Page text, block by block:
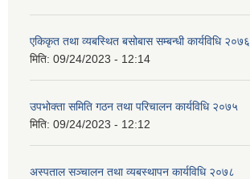
एकिकृत तथा व्यबस्थित बसोबास सम्बन्धी कार्यविधि २०७६
मिति: 09/24/2023 - 12:14
उपभोक्ता समिति गठन तथा परिचालन कार्यविधि २०७५
मिति: 09/24/2023 - 12:12
अस्पताल सञ्चालन तथा व्यबस्थापन कार्यविधि २०७८